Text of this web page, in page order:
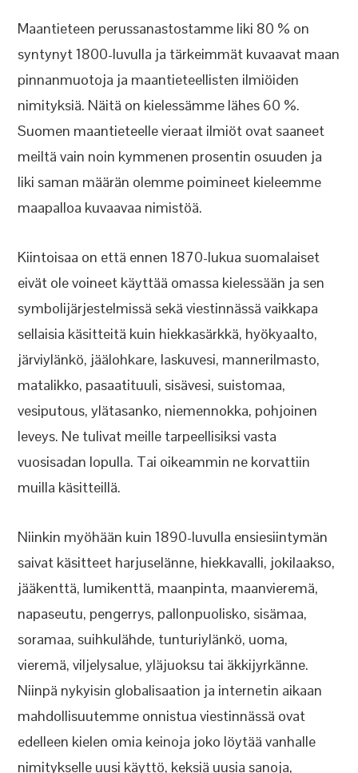
Maantieteen perussanastostamme liki 80 % on
syntynyt 1800-luvulla ja tärkeimmät kuvaavat maan
pinnanmuotoja ja maantieteellisten ilmiöiden
nimityksiä. Näitä on kielessämme lähes 60 %.
Suomen maantieteelle vieraat ilmiöt ovat saaneet
meiltä vain noin kymmenen prosentin osuuden ja
liki saman määrän olemme poimineet kieleemme
maapalloa kuvaavaa nimistöä.
Kiintoisaa on että ennen 1870-lukua suomalaiset
eivät ole voineet käyttää omassa kielessään ja sen
symbolijärjestelmissä sekä viestinnässä vaikkapa
sellaisia käsitteitä kuin hiekkasärkkä, hyökyaalto,
järviylänkö, jäälohkare, laskuvesi, mannerilmasto,
matalikko, pasaatituuli, sisävesi, suistomaa,
vesiputous, ylätasanko, niemennokka, pohjoinen
leveys. Ne tulivat meille tarpeellisiksi vasta
vuosisadan lopulla. Tai oikeammin ne korvattiin
muilla käsitteillä.
Niinkin myöhään kuin 1890-luvulla ensiesiintymän
saivat käsitteet harjuselänne, hiekkavalli, jokilaakso,
jääkenttä, lumikenttä, maanpinta, maanvieremä,
napaseutu, pengerrys, pallonpuolisko, sisämaa,
soramaa, suihkulähde, tunturiylänkö, uoma,
vieremä, viljelysalue, yläjuoksu tai äkkijyrkänne.
Niinpä nykyisin globalisaation ja internetin aikaan
mahdollisuutemme onnistua viestinnässä ovat
edelleen kielen omia keinoja joko löytää vanhalle
nimitykselle uusi käyttö, keksiä uusia sanoja,